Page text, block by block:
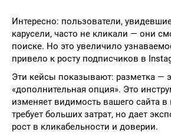
Интересно: пользователи,
карусели, часто не кликали — они
поиске. Но это увеличило
привело к росту подписчиков в
Эти кейсы показывают: разметка —
«дополнительная опция». Это
изменяет видимость вашего сайта
требует больших затрат, но дает
рост в кликабельности и доверии.